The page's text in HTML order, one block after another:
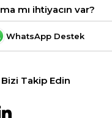
mı ihtiyacın var?
WhatsApp Destek
Bizi Takip Edin